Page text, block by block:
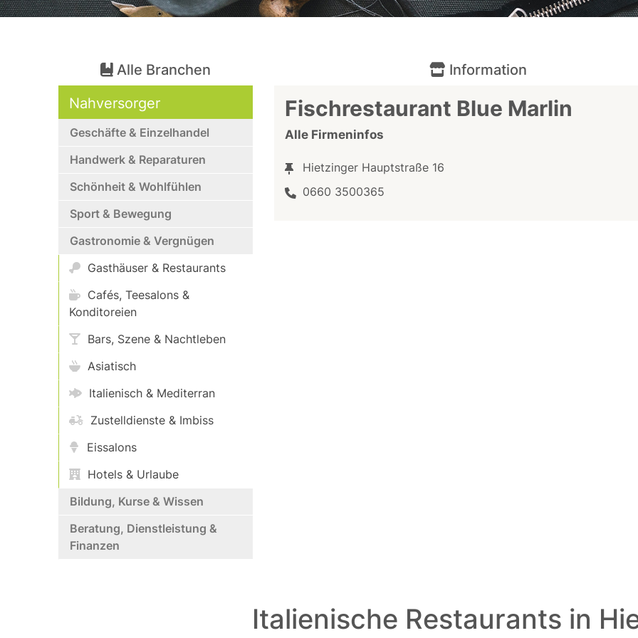
Alle Branchen Information
Nahversorger
Geschäfte & Einzelhandel
Handwerk & Reparaturen
Schönheit & Wohlfühlen
Sport & Bewegung
Gastronomie & Vergnügen
Gasthäuser & Restaurants
Cafés, Teesalons &
Konditoreien
Bars, Szene & Nachtleben
Asiatisch
Italienisch & Mediterran
Zustelldienste & Imbiss
Eissalons
Hotels & Urlaube
Bildung, Kurse & Wissen
Beratung, Dienstleistung &
Finanzen
Fischrestaurant Blue Marlin
Alle Firmeninfos
Hietzinger Hauptstraße 16
0660 3500365
Italienische Restaurants in